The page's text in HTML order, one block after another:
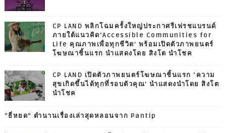
CP LAND พลิกโฉมครั้งใหญ่ประกาศรีเฟรชแบรนด์
ภายใต้แนวคิด‘Accessible Communities for
Life คุณภาพเพื่อทุกชีวิต’ พร้อมเปิดตัวภาพยนตร์
โฆษณาชิ้นแรก นำแสดงโดย สิงโต นำโชค
CP LAND เปิดตัวภาพยนตร์โฆษณาชิ้นแรก ‘ความ
สุขเกิดขึ้นได้ทุกที่รอบตัวคุณ’ นำแสดงนำโดย สิงโต
นำโชค
“ธี่หยด” ตำนานเรื่องเล่าสุดหลอนจาก Pantip